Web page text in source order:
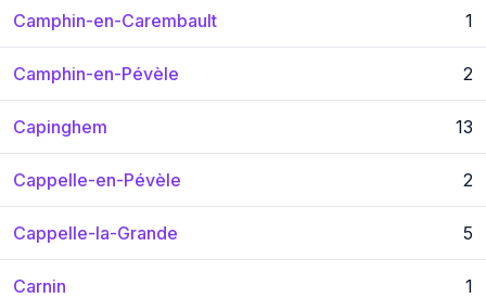
Camphin-en-Carembault 1
Camphin-en-Pévèle 2
Capinghem 13
Cappelle-en-Pévèle 2
Cappelle-la-Grande 5
Carnin 1